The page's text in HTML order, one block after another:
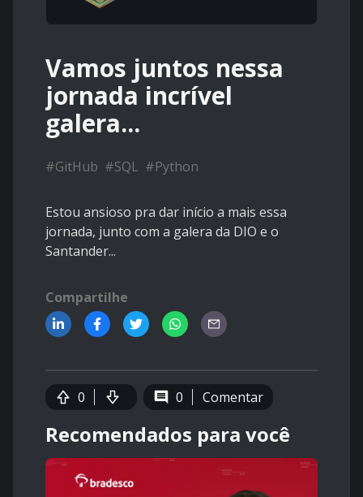
Vamos juntos nessa
jornada incrível
galera...
#GitHub #SQL #Python
Estou ansioso pra dar início a mais essa
jornada, junto com a galera da DIO e o
Santander...
Compartilhe
0 0 Comentar
Recomendados para você